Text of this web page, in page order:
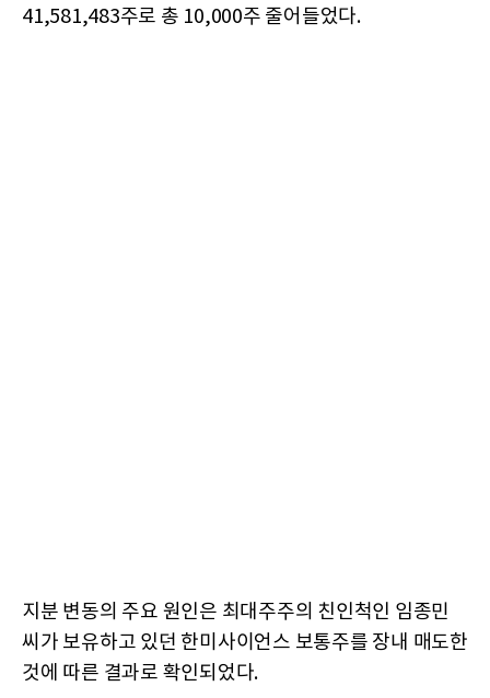
41,581,483주로 총 10,000주 줄어들었다.
지분 변동의 주요 원인은 최대주주의 친인척인 임종민
씨가 보유하고 있던 한미사이언스 보통주를 장내 매도한
것에 따른 결과로 확인되었다.